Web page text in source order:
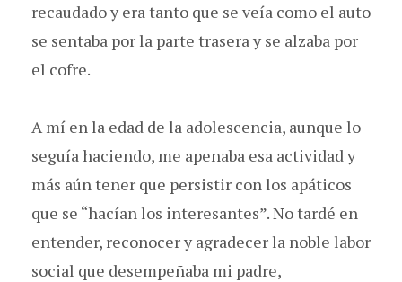
recaudado y era tanto que se veía como el auto
se sentaba por la parte trasera y se alzaba por
el cofre.
A mí en la edad de la adolescencia, aunque lo
seguía haciendo, me apenaba esa actividad y
más aún tener que persistir con los apáticos
que se “hacían los interesantes”. No tardé en
entender, reconocer y agradecer la noble labor
social que desempeñaba mi padre,